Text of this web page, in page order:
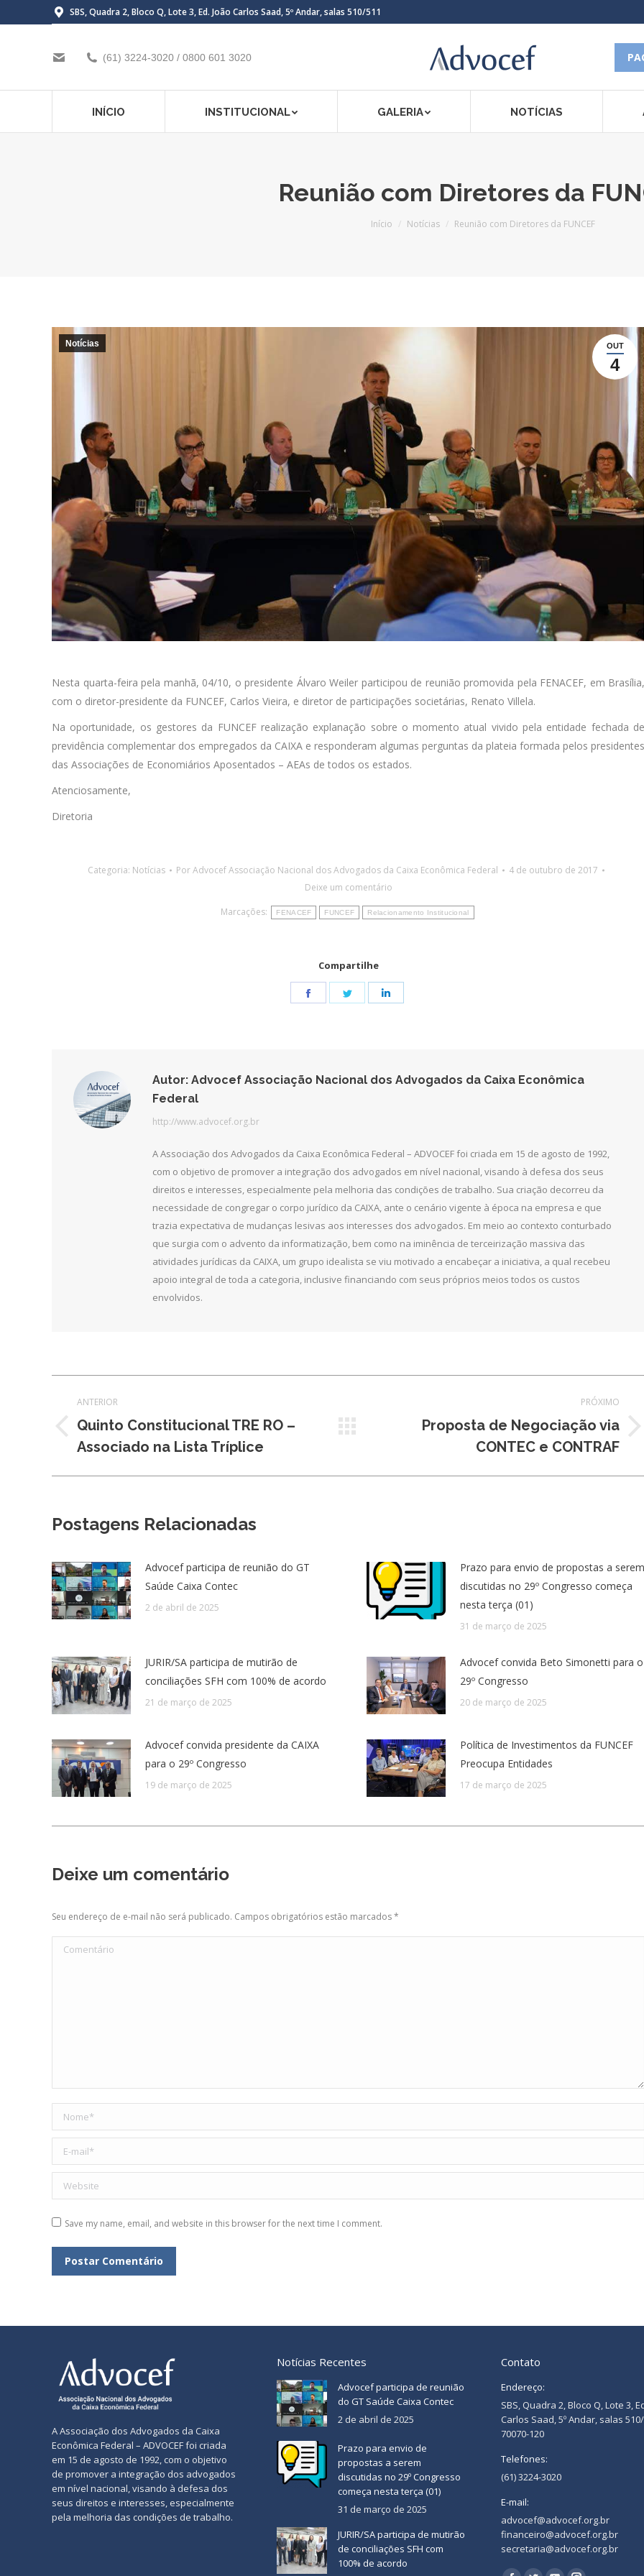
SBS, Quadra 2, Bloco Q, Lote 3, Ed. João Carlos Saad, 5º Andar, salas 510/511
(61) 3224-3020 / 0800 601 3020
INÍCIO INSTITUCIONAL GALERIA NOTÍCIAS
Reunião com Diretores da
Você está aqui:
Início Notícias Reunião com Diretores da FUNCEF
OUT
4
Notícias
Nesta quarta-feira pela manhã, 04/10, o presidente Álvaro Weiler participou de reunião promovida pela FENACEF, em Brasília,
com o diretor-presidente da FUNCEF, Carlos Vieira, e diretor de participações societárias, Renato Villela.
Na oportunidade, os gestores da FUNCEF realização explanação sobre o momento atual vivido pela entidade fechada de
previdência complementar dos empregados da CAIXA e responderam algumas perguntas da plateia formada pelos presidentes
das Associações de Economiários Aposentados – AEAs de todos os estados.
Atenciosamente,
Diretoria
Categoria: Notícias PorAdvocef Associação Nacional dos Advogados da Caixa Econômica Federal
4 de outubro de 2017
Deixe um comentário
Marcações:
FENACEF FUNCEF Relacionamento Institucional
Compartilhe
Share Share
Autor: Advocef Associação Nacional dos Advogados da Caixa Econômica
Federal
http://www.advocef.org.br
A Associação dos Advogados da Caixa Econômica Federal – ADVOCEF foi criada em 15 de agosto de 1992,
com o objetivo de promover a integração dos advogados em nível nacional, visando à defesa dos seus
direitos e interesses, especialmente pela melhoria das condições de trabalho. Sua criação decorreu da
necessidade de congregar o corpo jurídico da CAIXA, ante o cenário vigente à época na empresa e que
trazia expectativa de mudanças lesivas aos interesses dos advogados. Em meio ao contexto conturbado
que surgia com o advento da informatização, bem como na iminência de terceirização massiva das
atividades jurídicas da CAIXA, um grupo idealista se viu motivado a encabeçar a iniciativa, a qual recebeu
apoio integral de toda a categoria, inclusive financiando com seus próprios meios todos os custos
envolvidos.
de
post:
ANTERIOR
Post
anterior:
Quinto Constitucional TRE RO –
Associado na Lista Tríplice
PRÓXIMO
Proposta de Negociação via
CONTEC e CONTRAF
Postagens Relacionadas
Advocef participa de reunião do GT
Saúde Caixa Contec
2 de abril de 2025
Prazo para envio de propostas a serem
discutidas no 29º Congresso começa
nesta terça (01)
31 de março de 2025
JURIR/SA participa de mutirão de
conciliações SFH com 100% de acordo
21 de março de 2025
Advocef convida Beto Simonetti para o
29º Congresso
20 de março de 2025
Advocef convida presidente da CAIXA
para o 29º Congresso
19 de março de 2025
Política de Investimentos da FUNCEF
Preocupa Entidades
17 de março de 2025
Deixe um comentário
Seu endereço de e-mail não será publicado. Campos obrigatórios estão marcados*
Comentário
Nome *
E-mail *
Website
Save my name, email, and website in this browser for the next time I comment.
Postar Comentário
A Associação dos Advogados da Caixa
Econômica Federal – ADVOCEF foi criada
em 15 de agosto de 1992, com o objetivo
de promover a integração dos advogados
em nível nacional, visando à defesa dos
seus direitos e interesses, especialmente
pela melhoria das condições de trabalho.
Notícias Recentes
Advocef participa de reunião
do GT Saúde Caixa Contec
2 de abril de 2025
Prazo para envio de
propostas a serem
discutidas no 29º Congresso
começa nesta terça (01)
31 de março de 2025
JURIR/SA participa de mutirão
de conciliações SFH com
100% de acordo
Contato
Endereço:
SBS, Quadra 2, Bloco Q, Lote 3,
Carlos Saad, 5º Andar, salas 510/
70070-120
Telefones:
(61) 3224-3020
E-mail:
advocef@advocef.org.br
financeiro@advocef.org.br
secretaria@advocef.org.br